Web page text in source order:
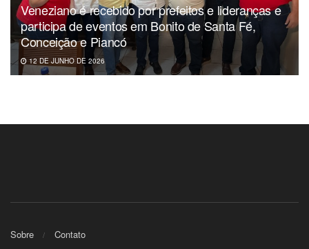
Veneziano é recebido por prefeitos e lideranças e
participa de eventos em Bonito de Santa Fé,
Conceição e Piancó
12 DE JUNHO DE 2026
Sobre Contato